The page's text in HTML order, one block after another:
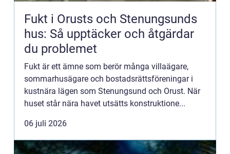
Fukt i Orusts och Stenungsunds
hus: Så upptäcker och åtgärdar
du problemet
Fukt är ett ämne som berör många villaägare,
sommarhusägare och bostadsrättsföreningar i
kustnära lägen som Stenungsund och Orust. När
huset står nära havet utsätts konstruktione...
06 juli 2026